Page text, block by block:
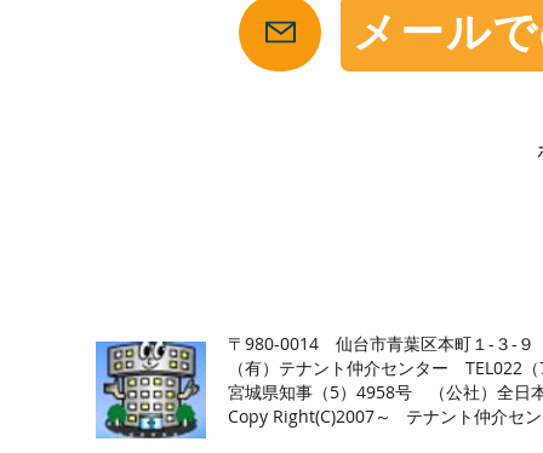
メール
〒980-0014 仙台市青葉区本町１-３-９
（有）テナント仲介センター TEL022
宮城県知事（5）4958号 （公社）全日
Copy Right(C)2007～ テナント仲介セ